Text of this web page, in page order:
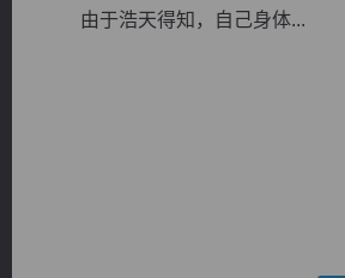
由于浩天得知，自己身体...